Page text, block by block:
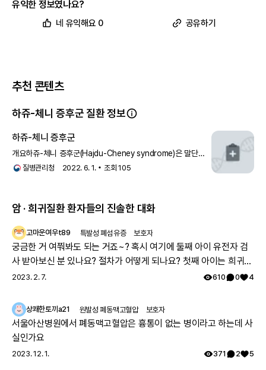
상에 어떻게 기여하는지는 덜 명확합니다.
이 질환은 상염색체 우성 패턴으로 유전됩니다. 이는 각 세포의 변형된
NOTCH2 유전자의 한 사본이 질환을 일으키기에 충분하다는 것을 의미
합니다. 대부분의 경우는 유전자에서 새로운 돌연변이로 인해 발생하며,
가족 내 질환의 병력이 없는 사람들에게서 발생합니다. 덜 흔하게는, 영
향을 받은 사람이 영향을 받은 부모 중 한 명으로부터 돌연변이를 유전받
습니다.
전 세계 임상시험 현황이 궁금하다면
앱에서 확인하기
참고 문헌8건
유익한 정보였나요?
네 유익해요 0 공유하기
추천 콘텐츠
하쥬-체니 증후군 질환 정보
하쥬-체니 증후군
개요하쥬-체니 증후군(Hajdu-Cheney syndrome)은 말단
골용해, 다발성 봉합선사이골의 특징적 방사선학적 특징을
질병관리청 2022. 6. 1. 조회105
암 · 희귀질환 환자들의 진솔한 대화
고마운여우t89 특발성 폐섬유증 보호자
궁금한 거 여쭤봐도 되는 거죠~? 혹시 여기에 둘째 아이 유전자 검
사 받아보신 분 있나요? 절차가 어떻게 되나요? 첫째 아이는 희귀질
환 진단받았고, 당시에 애기 아빠랑 저랑 유전자 검사했는데 돌연변
걱정스러워서리.. 다들 몇주차에 무슨 검사하셨나요? 도움 좀 주심
감사하겠습니다.
2023. 2. 7. 610 0 4
상쾌한토끼a21 원발성 폐동맥고혈압 보호자
서울아산병원에서 폐동맥고혈압은 흉통이 없는 병이라고 하는데 사
실인가요
2023. 12. 1. 371 2 5